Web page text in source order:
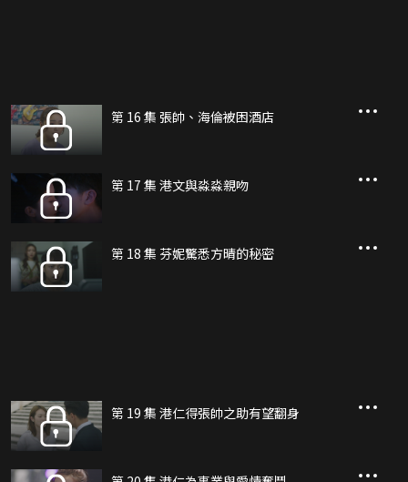
第 16 集 張帥、海倫被困酒店
第 17 集 港文與淼淼親吻
第 18 集 芬妮驚悉方晴的秘密
第 19 集 港仁得張帥之助有望翻身